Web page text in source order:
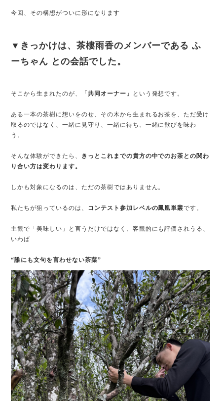
今回、その構想がついに形になります
▼きっかけは、茶樓雨香のメンバーである ふ
ーちゃん との会話でした。
そこから生まれたのが、 「共同オーナー」 という発想です。
ある一本の茶樹に想いをのせ、その木から生まれるお茶を、ただ受け
取るのではなく、一緒に見守り、一緒に待ち、一緒に歓びを味わ
う。
そんな体験ができたら、
きっとこれまでの貴方の中でのお茶との関わ
り合い方は変わります。
しかも対象になるのは、ただの茶樹ではありません。
私たちが狙っているのは、 コンテスト参加レベルの鳳凰単叢です。
主観で「美味しい」と言うだけではなく、客観的にも評価されうる、
いわば
“誰にも文句を言わせない茶葉”